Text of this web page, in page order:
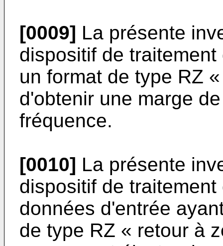
[0009] La présente
dispositif de
un format de type RZ
d'obtenir une marge
fréquence.
[0010] La présente
dispositif de
données d'entrée
de type RZ « retour à